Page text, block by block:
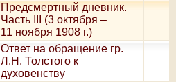
Предсмертный дневник.
Часть III (3 октября –
11 ноября 1908 г.)
Ответ на обращение гр.
Л.Н. Толстого к
духовенству